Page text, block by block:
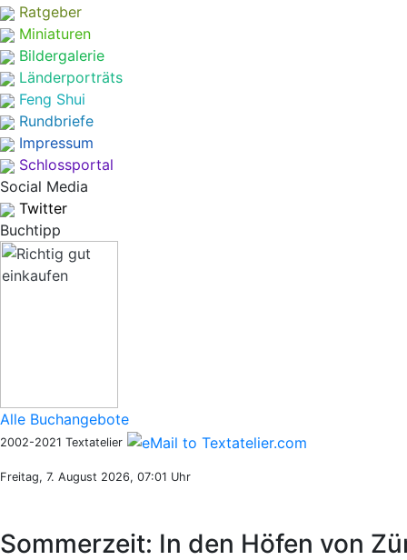
Ratgeber
Miniaturen
Bildergalerie
Länderporträts
Feng Shui
Rundbriefe
Impressum
Schlossportal
Social Media
Twitter
Buchtipp
Alle Buchangebote
2002-2021 Textatelier
Freitag, 7. August 2026, 07:01 Uhr
Sommerzeit: In den Höfen von